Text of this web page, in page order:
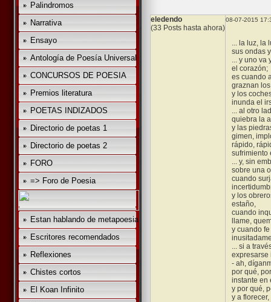
Palindromos
Narrativa
Ensayo
Antología de Poesía Universal
CONCURSOS DE POESIA
Premios literatura
POETAS INDIZADOS
Directorio de poetas 1
Directorio de poetas 2
FORO
=> Foro de Poesia
Estan hablando de metapoesia
Escritores recomendados
Reflexiones
Chistes cortos
El Koan Infinito
eledendo
(33 Posts hasta ahora)
08-07-2015
... la luz, la
sus ondas
... y uno va
el corazón;
es cuando
graznan
y los
inunda el
... al otro
quiebra la
y las
gimen,
rápido,
sufrimiento
... y, sin
sobre una
cuando
y los
estaño,
cuando
llame,
y cuando
... si a
expresarse
- ah,
por qué,
instante en
y por qué,
y a